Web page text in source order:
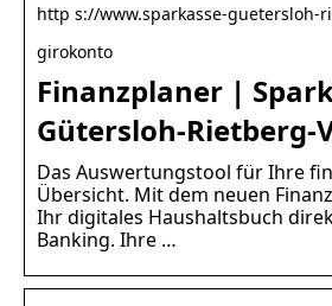
http s://www.sparkasse-guetersloh-
girokonto
Finanzplaner |
Gütersloh-Rietberg-
Das Auswertungstool für Ihre
Übersicht. Mit dem neuen
Ihr digitales Haushaltsbuch
Banking. Ihre …